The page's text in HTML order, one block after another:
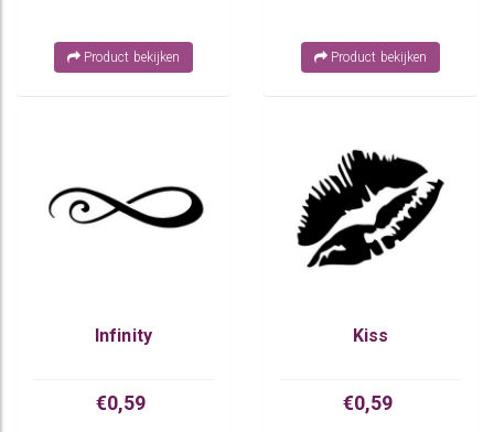
Product bekijken Product bekijken
Infinity
€0,59
Kiss
€0,59